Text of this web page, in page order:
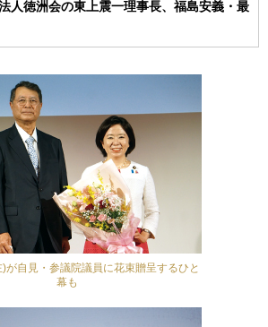
人徳洲会の東上震一理事長、福島安義・最
が自見・参議院議員に花束贈呈するひと
幕も